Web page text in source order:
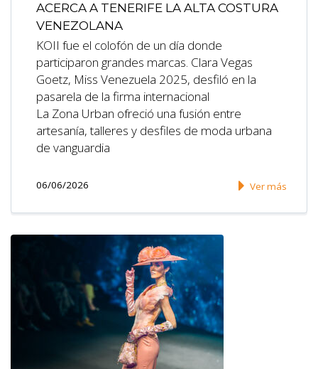
ACERCA A TENERIFE LA ALTA COSTURA
VENEZOLANA
KOII fue el colofón de un día donde
participaron grandes marcas. Clara Vegas
Goetz, Miss Venezuela 2025, desfiló en la
pasarela de la firma internacional
La Zona Urban ofreció una fusión entre
artesanía, talleres y desfiles de moda urbana
de vanguardia
06/06/2026 Ver más